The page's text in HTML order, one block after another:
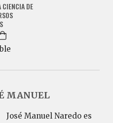
CIENCIA DE
MANUEL
José Manuel Naredo es